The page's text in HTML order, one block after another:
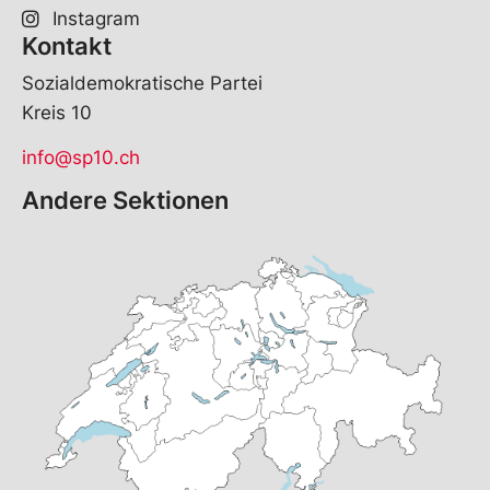
Instagram
Kontakt
Sozialdemokratische Partei
Kreis 10
info@sp10.ch
Andere Sektionen